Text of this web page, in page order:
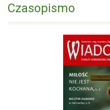
Czasopismo